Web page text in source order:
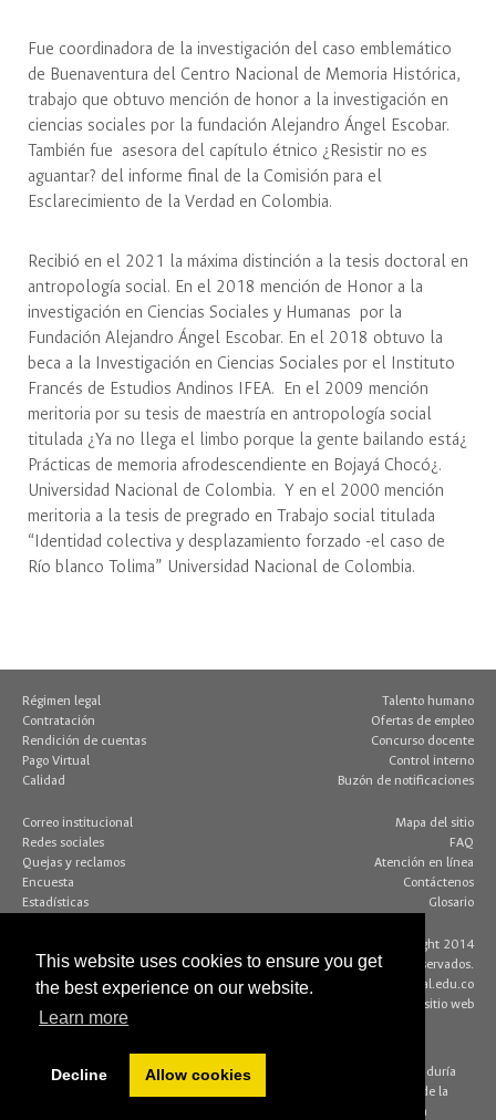
This website uses cookies to ensure you get
the best experience on our website.
Learn more
Decline Allow cookies
Fue coordinadora de la investigación del caso emblemático
de Buenaventura del Centro Nacional de Memoria Histórica,
trabajo que obtuvo mención de honor a la investigación en
ciencias sociales por la fundación Alejandro Ángel Escobar.
También fue asesora del capítulo étnico ¿Resistir no es
aguantar? del informe final de la Comisión para el
Esclarecimiento de la Verdad en Colombia.
Recibió en el 2021 la máxima distinción a la tesis doctoral en
antropología social. En el 2018 mención de Honor a la
investigación en Ciencias Sociales y Humanas por la
Fundación Alejandro Ángel Escobar. En el 2018 obtuvo la
beca a la Investigación en Ciencias Sociales por el Instituto
Francés de Estudios Andinos IFEA. En el 2009 mención
meritoria por su tesis de maestría en antropología social
titulada ¿Ya no llega el limbo porque la gente bailando está¿
Prácticas de memoria afrodescendiente en Bojayá Chocó¿.
Universidad Nacional de Colombia. Y en el 2000 mención
meritoria a la tesis de pregrado en Trabajo social titulada
“Identidad colectiva y desplazamiento forzado -el caso de
Río blanco Tolima” Universidad Nacional de Colombia.
Régimen legal
Contratación
Rendición de cuentas
Pago Virtual
Calidad
Talento humano
Ofertas de empleo
Concurso docente
Control interno
Buzón de notificaciones
Correo institucional
Redes sociales
Quejas y reclamos
Encuesta
Estadísticas
Mapa del sitio
FAQ
Atención en línea
Contáctenos
Glosario
Dirección
Edif. 205 - Of. 117
(+57 1) 316 5000
© Copyright 2014
Algunos derechos reservados.
editorweb_fchbog@unal.edu.co
Acerca de este sitio web